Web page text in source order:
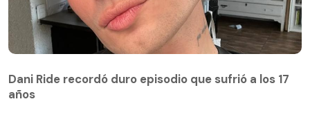
Dani Ride recordó duro episodio que sufrió a los 17
años